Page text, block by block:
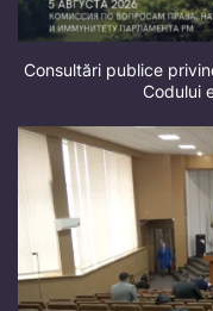
Consultări publice
Codului